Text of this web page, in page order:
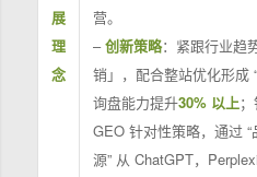
展
理
念
营。
–创新策略：紧跟行业趋
销」，配合整站优化形成
询盘能力提升30% 以上；
GEO 针对性策略，通过
源” 从 ChatGPT，